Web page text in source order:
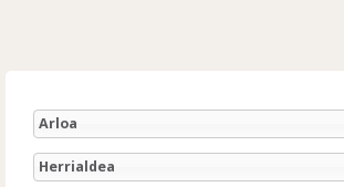
Arloa
Herrialdea